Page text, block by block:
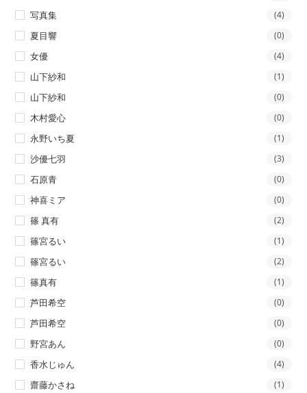
写真集
(4)
夏目響 (0)
女優 (4)
山下紗和 (1)
山下紗和 (0)
木村愛心 (0)
永野いち夏 (1)
沙優七羽 (3)
石原青 (0)
神喜ミア (0)
篠 真有 (2)
篠宮るい (1)
篠宮るい (2)
篠真有 (1)
芦田希空 (0)
芦田希空 (0)
野宮あん (0)
香水じゅん (4)
齋藤かさね (1)